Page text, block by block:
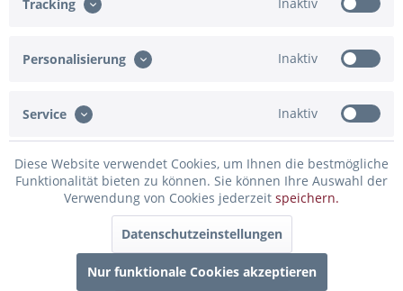
in Schwarz, 2x Sternballons...
Bewertungen
0
Bewertungen lesen, schreiben und diskutieren...mehr
Infos zum Hersteller
Folgende Infos zum Hersteller sind verfübar......mehr
Tracking
Personalisierung Inaktiv
Service Inaktiv
Diese Website verwendet Cookies, um Ihnen die bestmögliche
Funktionalität bieten zu können. Sie können Ihre Auswahl der
Verwendung von Cookies jederzeit speichern.
Datenschutzeinstellungen
Nur funktionale Cookies akzeptieren